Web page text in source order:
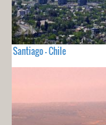
Santiago - Chile